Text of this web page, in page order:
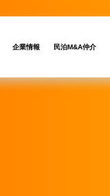
企業情報 民泊M&A仲介